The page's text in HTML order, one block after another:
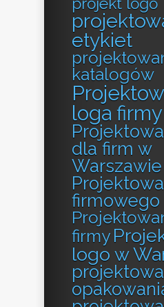
etykiet
katalogów
loga firmy
dla firm w
Warszawie
firmowego
firmy
logo w